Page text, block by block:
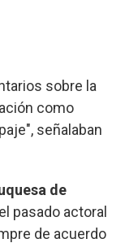
sobre la
como
señalaban
de
pasado actoral
de acuerdo